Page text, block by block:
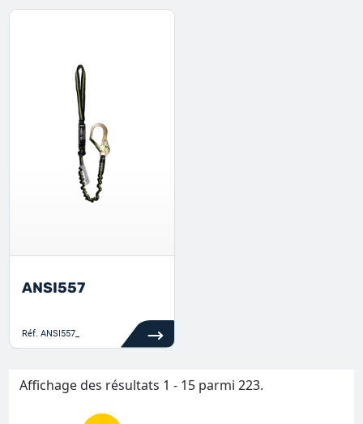
ANSI557
Réf. ANSI557_
Affichage des résultats 1 - 15 parmi 223.